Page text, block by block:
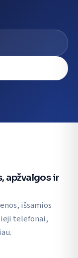
apžvalgos ir
išsamios
telefonai,